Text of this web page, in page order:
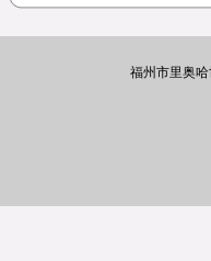
福州市里奥